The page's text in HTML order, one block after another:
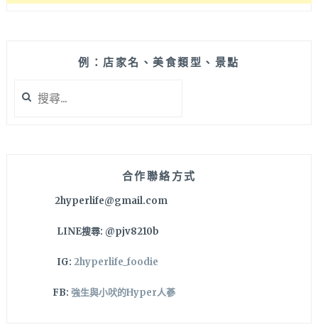
例：店家名、美食類型、景點
尋
合作聯絡方式
2hyperlife@gmail.com
LINE搜尋: @pjv8210b
IG: 2hyperlife_foodie
FB: 強生與小吠的Hyper人蔘